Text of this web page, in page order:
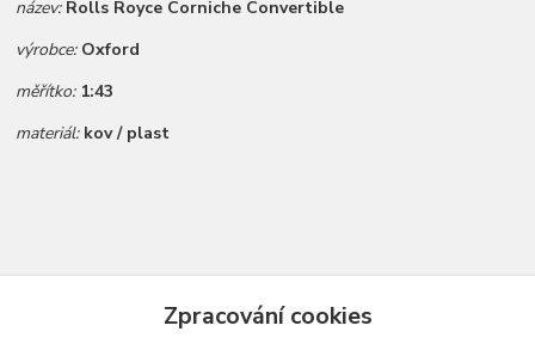
název: Rolls Royce Corniche Convertible
výrobce: Oxford
měřítko: 1:43
materiál: kov / plast
Zboží zařazeno v kategoriích
Zpracování cookies